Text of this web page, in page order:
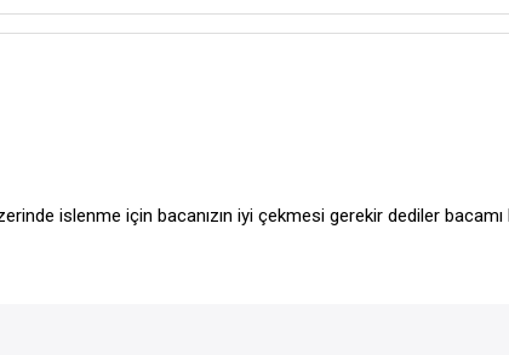
islenme için bacanızın iyi çekmesi gerekir dediler